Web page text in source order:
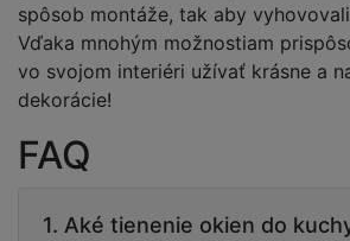
spôsob montáže, tak aby
Vďaka mnohým možnostiam
vo svojom interiéri užívať krásne a
dekorácie!
FAQ
1. Aké tienenie okien do